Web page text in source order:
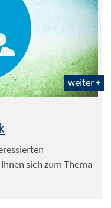
weiter +
sich zum Thema